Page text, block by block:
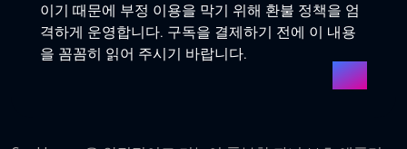
이기 때문에 부정 이용을 막기 위해 환불 정책을 엄
격하게 운영합니다. 구독을 결제하기 전에 이 내용
을 꼼꼼히 읽어 주시기 바랍니다.